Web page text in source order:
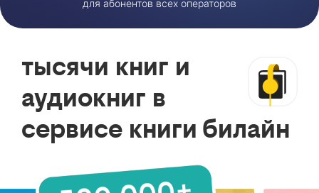
для абонентов всех операторов
тысячи книг и
аудиокниг в
сервисе книги билайн